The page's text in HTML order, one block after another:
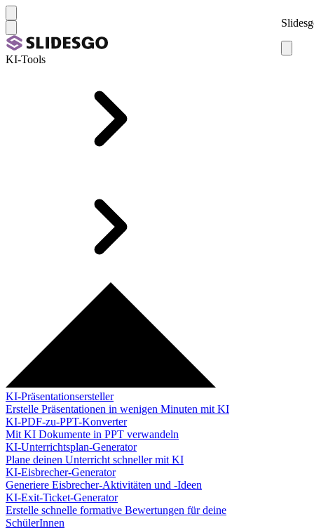
KI-Tools
KI-Präsentationsersteller
Erstelle Präsentationen in wenigen Minuten mit KI
KI-PDF-zu-PPT-Konverter
Mit KI Dokumente in PPT verwandeln
KI-Unterrichtsplan-Generator
Plane deinen Unterricht schneller mit KI
KI-Eisbrecher-Generator
Generiere Eisbrecher-Aktivitäten und -Ideen
KI-Exit-Ticket-Generator
Erstelle schnelle formative Bewertungen für deine
SchülerInnen